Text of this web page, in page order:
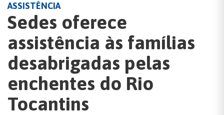
ASSISTÊNCIA
Sedes oferece
assistência às famílias
desabrigadas pelas
enchentes do Rio
Tocantins